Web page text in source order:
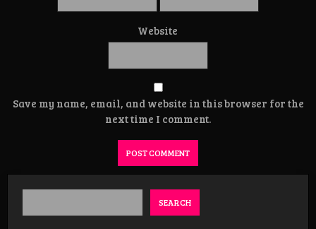
Website
Save my name, email, and website in this browser for the
next time I comment.
SEARCH